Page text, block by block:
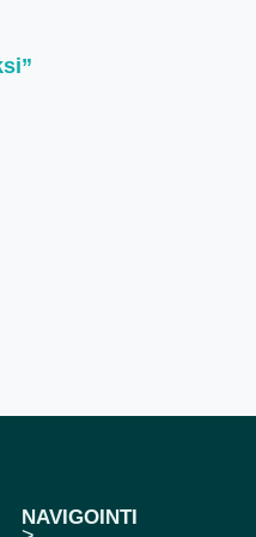
NAVIGOINTI